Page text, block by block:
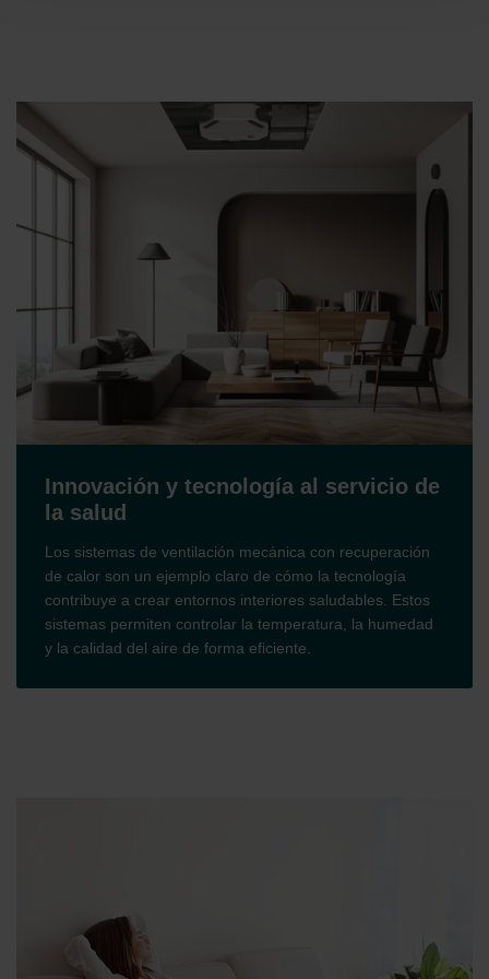
osobních údajů
Zehnder Group France: Protection des données
Zehnder Group Ibérica SAU: Política de privacidad
Zehnder Group Italia S.r.l.: Privacy
Zehnder Group İç Mekan İklimlendirme Sanayi ve Ticaret
Limitet Şirketi: Web Sitesi Çerezleri
Zehnder Group Nederland bv: Privacyverklaringen
Zehnder Group Schweiz AG: Datenschutz
Zehnder Polska Sp. z o.o.: Oświadczenie o ochronie
danych Zehnder
Zehnder Group UK Limited: Privacy Policy
Innovación y tecnología al servicio de
la salud
Los sistemas de ventilación mecánica con recuperación
de calor son un ejemplo claro de cómo la tecnología
contribuye a crear entornos interiores saludables. Estos
sistemas permiten controlar la temperatura, la humedad
y la calidad del aire de forma eficiente.